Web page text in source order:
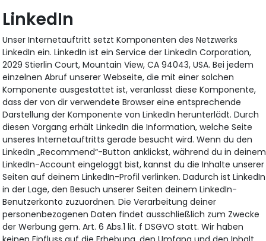
LinkedIn
Unser Internetauftritt setzt Komponenten des Netzwerks
LinkedIn ein. LinkedIn ist ein Service der LinkedIn Corporation,
2029 Stierlin Court, Mountain View, CA 94043, USA. Bei jedem
einzelnen Abruf unserer Webseite, die mit einer solchen
Komponente ausgestattet ist, veranlasst diese Komponente,
dass der von dir verwendete Browser eine entsprechende
Darstellung der Komponente von LinkedIn herunterlädt. Durch
diesen Vorgang erhält LinkedIn die Information, welche Seite
unseres Internetauftritts gerade besucht wird. Wenn du den
LinkedIn „Recommend“-Button anklickst, während du in deinem
LinkedIn-Account eingeloggt bist, kannst du die Inhalte unserer
Seiten auf deinem LinkedIn-Profil verlinken. Dadurch ist LinkedIn
in der Lage, den Besuch unserer Seiten deinem LinkedIn-
Benutzerkonto zuzuordnen. Die Verarbeitung deiner
personenbezogenen Daten findet ausschließlich zum Zwecke
der Werbung gem. Art. 6 Abs.1 lit. f DSGVO statt. Wir haben